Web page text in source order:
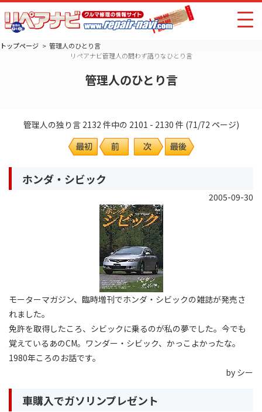
トップページ
管理人のひとり言
リペアナビ管理人の問わず語りなひとり言
管理人のひとり言
管理人の独り言 2132 件中の 2101 - 2130 件 (71/72 ページ)
ホンダ・シビック
2005-09-30
モーターマガジン、臨時増刊でホンダ・シビックの雑誌が発売さ
れました。
免許を取得したころ、シビックに乗るのが私の夢でした。今でも
覚えているあのCM。ワンダー・シビック、かっこよかったな。
1980年ころのお話です。
by シー
車購入でガソリンプレゼント